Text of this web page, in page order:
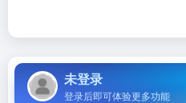
未登录
登录后即可体验更多功能